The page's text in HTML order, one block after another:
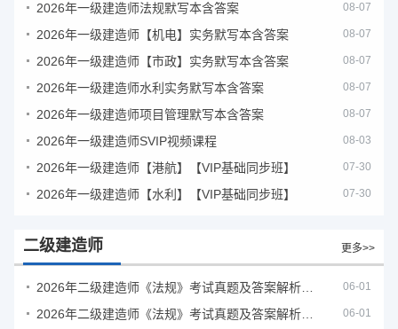
2026年一级建造师法规默写本含答案 08-07
2026年一级建造师【机电】实务默写本含答案 08-07
2026年一级建造师【市政】实务默写本含答案 08-07
2026年一级建造师水利实务默写本含答案 08-07
2026年一级建造师项目管理默写本含答案 08-07
2026年一级建造师SVIP视频课程 08-03
2026年一级建造师【港航】【VIP基础同步班】 07-30
2026年一级建造师【水利】【VIP基础同步班】 07-30
二级建造师 更多>>
06-01
06-01